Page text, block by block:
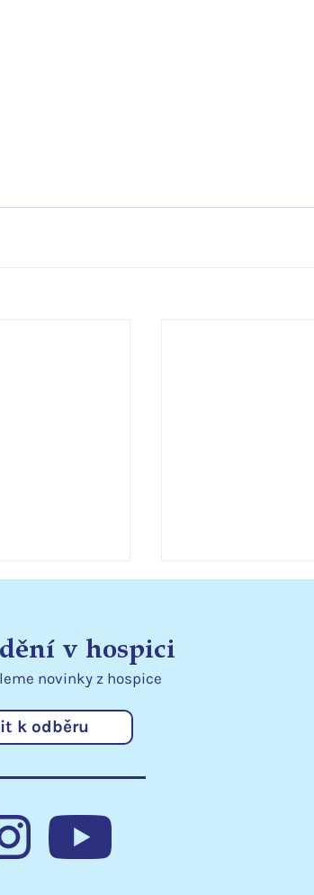
pomáhá
v hospici
novinky z hospice
k odběru